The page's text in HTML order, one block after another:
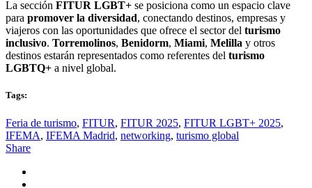
La sección FITUR LGBT+ se posiciona como un espacio clave
para promover la diversidad, conectando destinos, empresas y
viajeros con las oportunidades que ofrece el sector del turismo
inclusivo. Torremolinos, Benidorm, Miami, Melilla y otros
destinos estarán representados como referentes del turismo
LGBTQ+ a nivel global.
Tags:
Feria de turismo, FITUR, FITUR 2025, FITUR LGBT+ 2025,
IFEMA, IFEMA Madrid, networking, turismo global
Share